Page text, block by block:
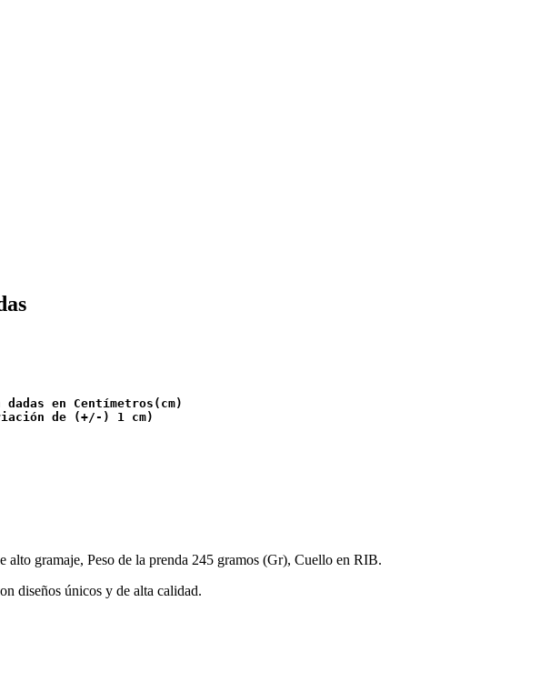
dadas en Centímetros(cm)
de (+/-) 1 cm)
alto gramaje, Peso de la prenda 245 gramos (Gr), Cuello en RIB.
diseños únicos y de alta calidad.